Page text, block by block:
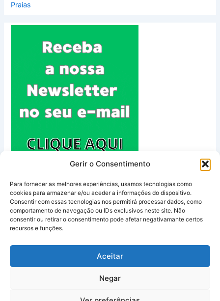
Gerir o Consentimento
Para fornecer as melhores experiências, usamos tecnologias como
cookies para armazenar e/ou aceder a informações do dispositivo.
Consentir com essas tecnologias nos permitirá processar dados, como
comportamento de navegação ou IDs exclusivos neste site. Não
consentir ou retirar o consentimento pode afetar negativamante certos
recursos e funções.
Aceitar
Negar
Praias
Política de Privacidade
Termos e Condições